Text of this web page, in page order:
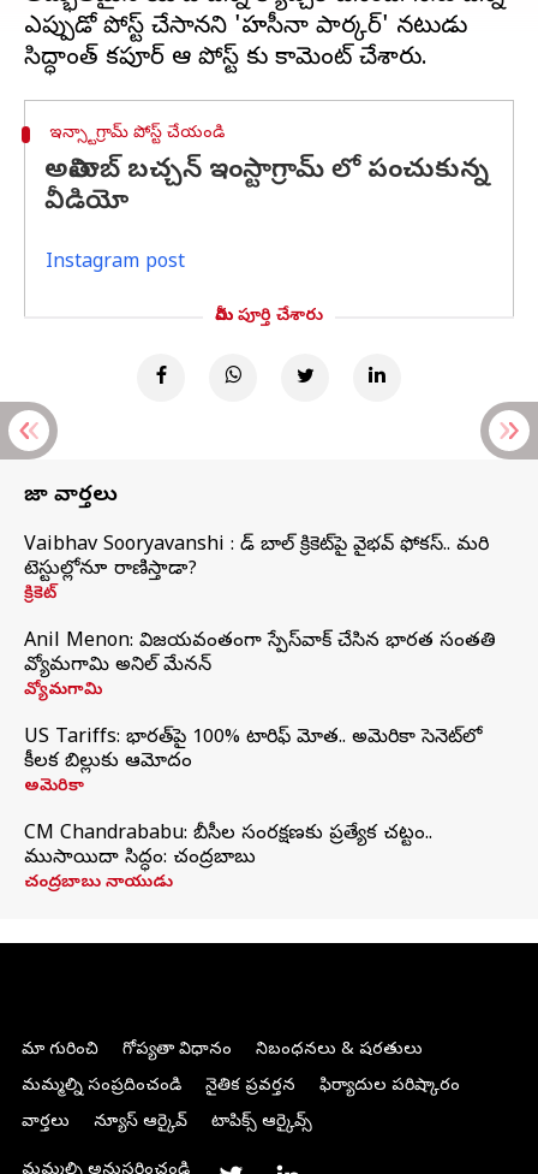
ఎప్పుడో పోస్ట్ చేసానని 'హసీనా పార్కర్' నటుడు
ఇన్స్టాగ్రామ్ పోస్ట్ చేయండి
అమితాబ్ బచ్చన్ ఇంస్టాగ్రామ్ లో పంచుకున్న
వీడియో
Instagram post
మీరు పూర్తి చేశారు
తాజా వార్తలు
Vaibhav Sooryavanshi : రెడ్ బాల్ క్రికెట్‌పై వైభవ్ ఫోకస్.. మరి
టెస్టుల్లోనూ రాణిస్తాడా?
క్రికెట్
Anil Menon: విజయవంతంగా స్పేస్‌వాక్‌ చేసిన భారత సంతతి
వ్యోమగామి అనిల్‌ మేనన్
వ్యోమగామి
US Tariffs: భారత్‌పై 100% టారిఫ్‌ మోత.. అమెరికా సెనెట్‌లో
కీలక బిల్లుకు ఆమోదం
అమెరికా
CM Chandrababu: బీసీల సంరక్షణకు ప్రత్యేక చట్టం..
ముసాయిదా సిద్ధం: చంద్రబాబు
చంద్రబాబు నాయుడు
మా గురించి గోప్యతా విధానం
నిబంధనలు & షరతులు
మమ్మల్ని సంప్రదించండి
నైతిక ప్రవర్తన
ఫిర్యాదుల పరిష్కారం
వార్తలు
న్యూస్ ఆర్కైవ్ టాపిక్స్ ఆర్కైవ్స్